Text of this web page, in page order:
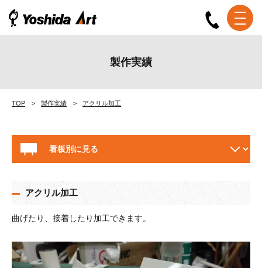
製作実績
TOP 製作実績 アクリル加工
アクリル加工
曲げたり、接着したり加工できます。